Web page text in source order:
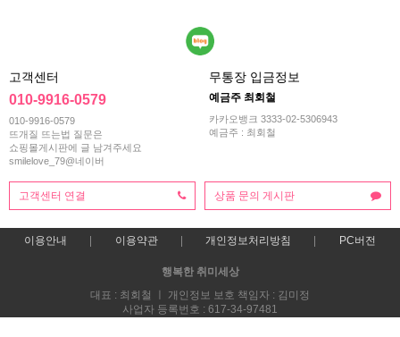
고객센터
010-9916-0579
010-9916-0579
뜨개질 뜨는법 질문은
쇼핑몰게시판에 글 남겨주세요
smilelove_79@네이버
무통장 입금정보
예금주 최회철
카카오뱅크 3333-02-5306943
예금주 : 최회철
고객센터 연결 상품 문의 게시판
이용안내 이용약관 개인정보처리방침 PC버전
행복한 취미세상
대표 : 최회철 ㅣ 개인정보 보호 책임자 : 김미정
사업자 등록번호 : 617-34-97481